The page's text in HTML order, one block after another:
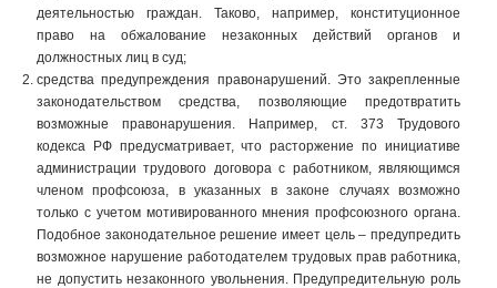
деятельностью граждан. Таково, например, конституционное
право на обжалование незаконных действий органов и
должностных лиц в суд;
средства предупреждения правонарушений. Это закрепленные
законодательством средства, позволяющие предотвратить
возможные правонарушения. Например, ст. 373 Трудового
кодекса РФ предусматривает, что расторжение по инициативе
администрации трудового договора с работником, являющимся
членом профсоюза, в указанных в законе случаях возможно
только с учетом мотивированного мнения профсоюзного органа.
Подобное законодательное решение имеет цель – предупредить
возможное нарушение работодателем трудовых прав работника,
не допустить незаконного увольнения. Предупредительную роль